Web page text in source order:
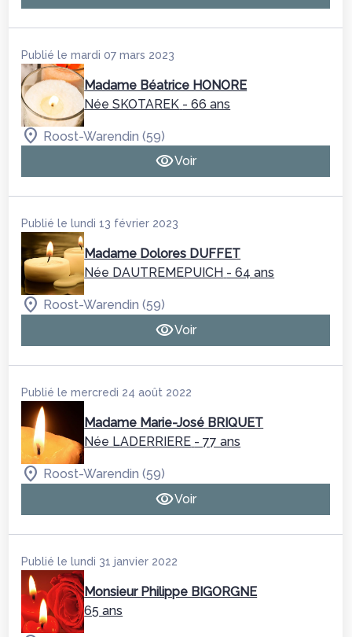
Publié le mardi 07 mars 2023
Madame Béatrice HONORE
Née SKOTAREK - 66 ans
Roost-Warendin (59)
Voir
Publié le lundi 13 février 2023
Madame Dolores DUFFET
Née DAUTREMEPUICH - 64 ans
Roost-Warendin (59)
Voir
Publié le mercredi 24 août 2022
Madame Marie-José BRIQUET
Née LADERRIERE - 77 ans
Roost-Warendin (59)
Voir
Publié le lundi 31 janvier 2022
Monsieur Philippe BIGORGNE
65 ans